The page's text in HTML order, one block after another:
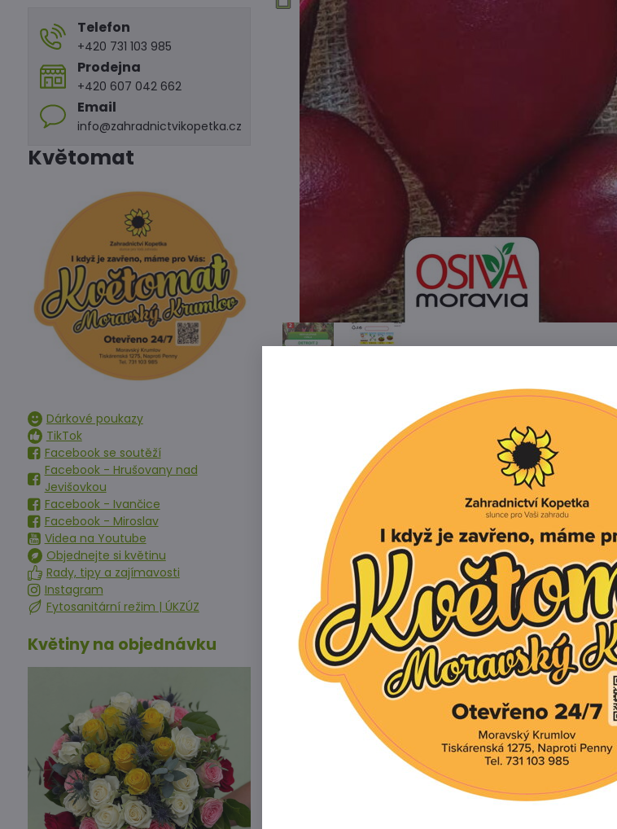
Popis
Polopozdní odrůda s kulovitou bulvou. Šťavnatá
konzervování, dobře skladovatelná. Vyséváme
Jak pěstovat červenou řepu:
Červená salátová řepa potřebuje ke zdárnému růstu
půdu, na živiny bohatou dobře propustnou s pH
kyselou, pomůže nám podzimní vápnění. Před
Pro červenou řepu jsou dobrými sousedy kedlubny,
Naopak jí nesvědčí sousedství s bramborami, rajčaty
Semena červené řepy vyséváme od poloviny dubna
sklízet malé bulvičky, vysejeme semínka později.
Červenou řepu můžeme také vysévat v týdenních
sklízet průběžně.
Osivo vyséváme do řádků vzdálených cca 40 cm od
Vyséváme 15–20 g osiva na 10 m². Po vysetí řádky
Telefon
+420 731 103 985
Prodejna
+420 607 042 662
Email
info@zahradnictvikopetka.cz
Květomat
Dárkové poukazy
TikTok
Facebook se soutěží
Facebook - Hrušovany nad
Jevišovkou
Facebook - Ivančice
Facebook - Miroslav
Videa na Youtube
Objednejte si květinu
Rady, tipy a zajímavosti
Instagram
Fytosanitární režim | ÚKZÚZ
Květiny na objednávku